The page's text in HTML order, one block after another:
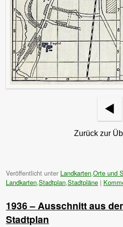
Zurück zur
Veröffentlicht unter Landkarten,Orte und
Landkarten,Stadtplan,Stadtpläne |
1936 – Ausschnitt aus
Stadtplan